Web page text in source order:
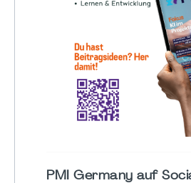
PMI Germany auf